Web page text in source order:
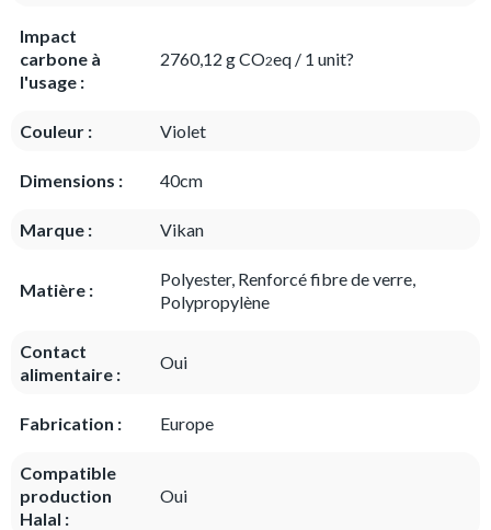
Impact
carbone à
l'usage :
2760,12 g CO2eq / 1 unit?
Couleur : Violet
Dimensions : 40cm
Marque : Vikan
Matière :
Polyester, Renforcé fibre de verre,
Polypropylène
Contact
alimentaire :
Oui
Fabrication : Europe
Compatible
production
Halal :
Oui